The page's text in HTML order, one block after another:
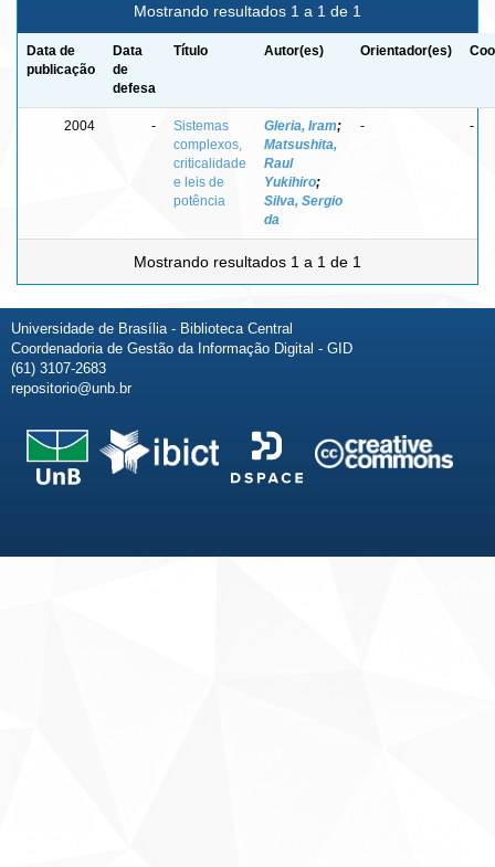
Mostrando resultados 1 a 1 de 1
Data de
publicação
Data
de
defesa
Título Autor(es) Orientador(es)
2004 -
Sistemas
complexos,
criticalidade
e leis de
potência
Gleria, Iram;
Matsushita,
Raul
Yukihiro;
Silva, Sergio
da
- -
Mostrando resultados 1 a 1 de 1
Universidade de Brasília - Biblioteca Central
Coordenadoria de Gestão da Informação Digital - GID
(61) 3107-2683
repositorio@unb.br